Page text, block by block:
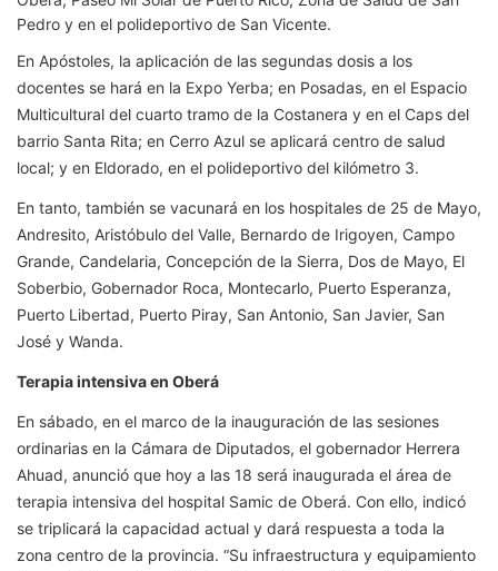
Pedro y en el polideportivo de San Vicente.
En Apóstoles, la aplicación de las segundas dosis a los
docentes se hará en la Expo Yerba; en Posadas, en el Espacio
Multicultural del cuarto tramo de la Costanera y en el Caps del
barrio Santa Rita; en Cerro Azul se aplicará centro de salud
local; y en Eldorado, en el polideportivo del kilómetro 3.
En tanto, también se vacunará en los hospitales de 25 de Mayo,
Andresito, Aristóbulo del Valle, Bernardo de Irigoyen, Campo
Grande, Candelaria, Concepción de la Sierra, Dos de Mayo, El
Soberbio, Gobernador Roca, Montecarlo, Puerto Esperanza,
Puerto Libertad, Puerto Piray, San Antonio, San Javier, San
José y Wanda.
Terapia intensiva en Oberá
En sábado, en el marco de la inauguración de las sesiones
ordinarias en la Cámara de Diputados, el gobernador Herrera
Ahuad, anunció que hoy a las 18 será inaugurada el área de
terapia intensiva del hospital Samic de Oberá. Con ello, indicó
se triplicará la capacidad actual y dará respuesta a toda la
zona centro de la provincia. “Su infraestructura y equipamiento